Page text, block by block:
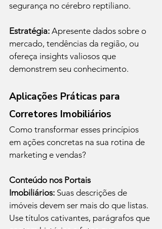
segurança no cérebro reptiliano.
Estratégia: Apresente dados sobre o
mercado, tendências da região, ou
ofereça insights valiosos que
demonstrem seu conhecimento.
Aplicações Práticas para
Corretores Imobiliários
Como transformar esses princípios
em ações concretas na sua rotina de
marketing e vendas?
Conteúdo nos Portais
Imobiliários: Suas descrições de
imóveis devem ser mais do que listas.
Use títulos cativantes, parágrafos que